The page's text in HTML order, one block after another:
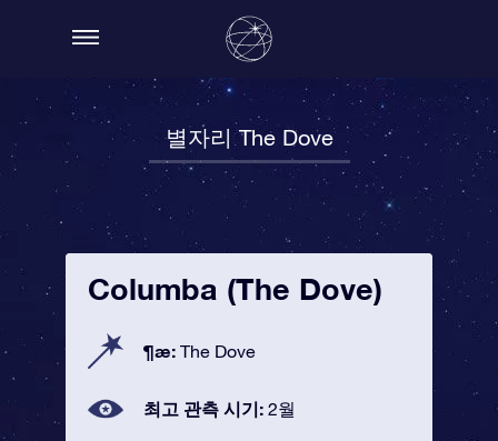
별자리 The Dove
Columba (The Dove)
¶æ: The Dove
최고 관측 시기: 2월